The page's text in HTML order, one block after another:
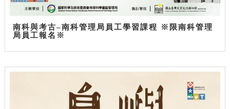
南科與考古–南科管理局員工學習課程 ※限南科管理
局員工報名※